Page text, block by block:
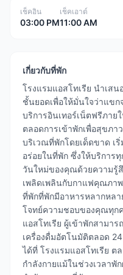
เช็คอิน
03:00 PM
เช็คเอาต์
11:00 AM
เกี่ยวกับที่พัก
โรงแรมแอสโทเรีย นำเส
ชั้นยอดเพื่อให้มั่นใจว่าแข
บริการอินเทอร์เน็ตฟรีภาย
ตลอดการเข้าพักเพื่อสุขภ
บริเวณที่พักโดยเด็ดขาด เ
อร่อยในที่พัก ซึ่งให้บริการ
วันใหม่ของคุณด้วยความรู้
เพลิดเพลินกับกาแฟคุณภา
ที่พักที่พักมีอาหารหลากหลา
โจทย์ความชอบของคุณทุก
แอสโทเรีย ผู้เข้าพักสามา
เครื่องดื่มอัตโนมัติตลอด
ได้ที่ โรงแรมแอสโทเรีย ต
กำลังกายแม้ในช่วงเวลาพั